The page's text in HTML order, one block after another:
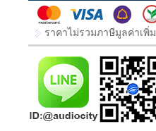
ราคาไม่รวมภาษีมูลค่าเพิ่ม